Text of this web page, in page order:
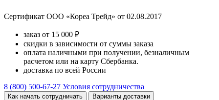
Сертификат ООО «Кореа Трейд» от 02.08.2017
заказ от 15 000 ₽
скидки в зависимости от суммы заказа
оплата наличными при получении, безналичным
расчетом или на карту Сбербанка.
доставка по всей России
8 (800) 500-67-27 Условия сотрудничества
Как начать сотрудничать Варианты доставки